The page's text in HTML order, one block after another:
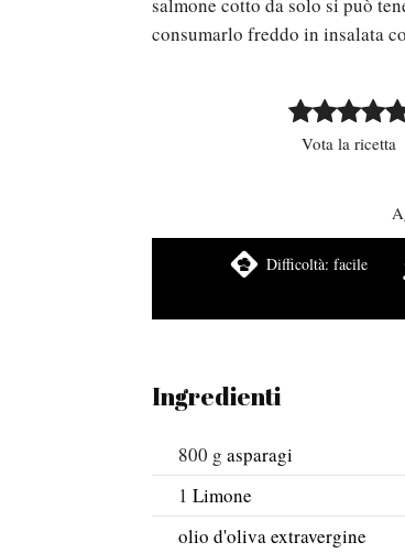
consumarlo freddo in insalata
Vota la ricetta
Difficoltà: facile
Ingredienti
800 g asparagi
1 Limone
olio d'oliva extravergine